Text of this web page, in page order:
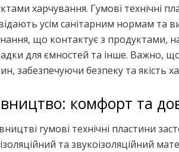
харчування. Гумові технічні
усім санітарним нормам та
що контактує з продуктами,
для ємностей та інше. Важно,
забезпечуючи безпеку та якість
комфорт та
гумові технічні пластини
та звукоізоляційний